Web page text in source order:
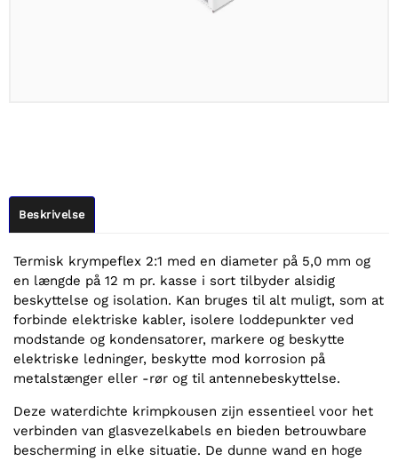
Beskrivelse
Termisk krympeflex 2:1 med en diameter på 5,0 mm og
en længde på 12 m pr. kasse i sort tilbyder alsidig
beskyttelse og isolation. Kan bruges til alt muligt, som at
forbinde elektriske kabler, isolere loddepunkter ved
modstande og kondensatorer, markere og beskytte
elektriske ledninger, beskytte mod korrosion på
metalstænger eller -rør og til antennebeskyttelse.
Deze waterdichte krimpkousen zijn essentieel voor het
verbinden van glasvezelkabels en bieden betrouwbare
bescherming in elke situatie. De dunne wand en hoge